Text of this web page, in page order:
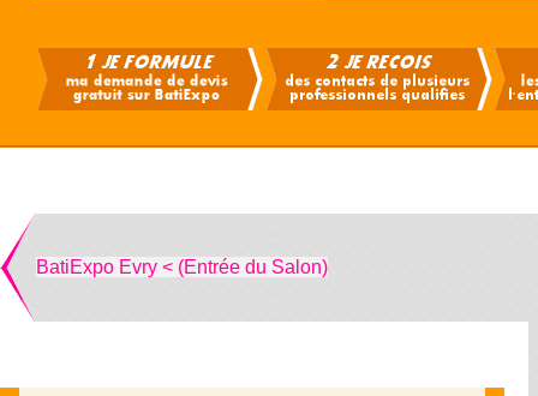
BatiExpo Evry < (Entrée du Salon)